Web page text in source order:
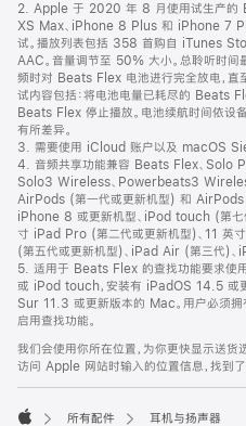
页
脚
2. Apple 于 2020 年 8 月使用试生产的
XS Max、iPhone 8 Plus 和 iPhone 7
试。播放列表包括 358 首购自 iTunes
AAC。音量调节至 50% 大小。总聆听时间
频时对 Beats Flex 电池进行完全放电，
试内容包括：将电池电量已耗尽的 Beats
Beats Flex 停止播放。电池续航时间依设
有所差异。
3. 需要使用 iCloud 账户以及 macOS
4. 音频共享功能兼容 Beats Flex、Solo
Solo3 Wireless、Powerbeats3
AirPods (第一代或更新机型) 和 AirPods
iPhone 8 或更新机型、iPod touch (第
寸 iPad Pro (第二代或更新机型)、11 英
(第五代或更新机型)、iPad Air (第三代)、
5. 适用于 Beats Flex 的查找功能要求使
或 iPod touch，安装有 iPadOS 14.5 或
Sur 11.3 或更新版本的 Mac。用户必须
启用查找功能。
我们会使用你所在位置，为你更快显示送货
访问 Apple 网站时输入的位置信息，找到了
所有配件
耳机与扬声器